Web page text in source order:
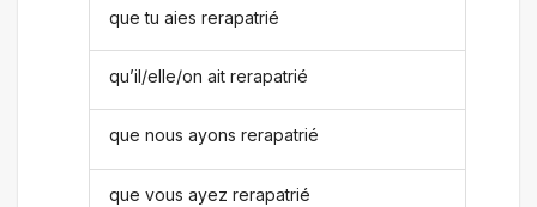
que tu aies rerapatrié
qu’il/elle/on ait rerapatrié
que nous ayons rerapatrié
que vous ayez rerapatrié